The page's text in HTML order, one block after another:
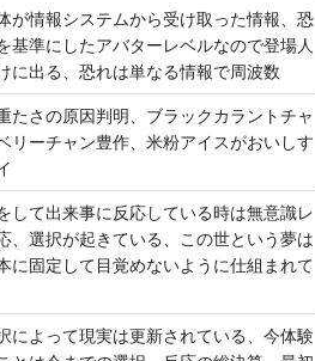
が情報システムから受け取った情報、恐
基準にしたアバターレベルなので登場人
に出る、恐れは単なる情報で周波数
たさの原因判明、ブラックカラントチャ
リーチャン豊作、米粉アイスがおいしす
して出来事に反応している時は無意識レ
、選択が起きている、この世という夢は
に固定して目覚めないように仕組まれて
によって現実は更新されている、今体験